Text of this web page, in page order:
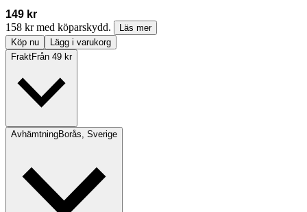
149 kr
158 kr med köparskydd.
Läs mer
Köp nu
Lägg i varukorg
FraktFrån 49 kr
AvhämtningBorås, Sverige